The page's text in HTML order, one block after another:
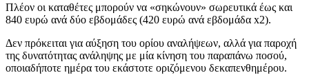
Πλέον οι καταθέτες μπορούν να «σηκώνουν» σωρευτικά έως και
840 ευρώ ανά δύο εβδομάδες (420 ευρώ ανά εβδομάδα x2).
Δεν πρόκειται για αύξηση του ορίου αναλήψεων, αλλά για παροχή
της δυνατότητας ανάληψης με μία κίνηση του παραπάνω ποσού,
οποιαδήποτε ημέρα του εκάστοτε οριζόμενου δεκαπενθημέρου.